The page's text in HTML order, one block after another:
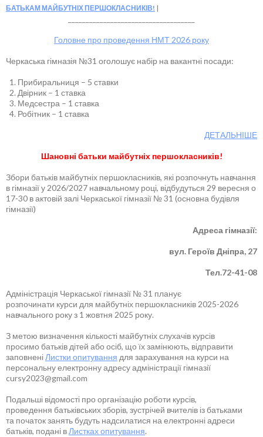
БАТЬКАМ МАЙБУТНІХ ПЕРШОКЛАСНИКІВ!
Головне про проведення НМТ 2026 року
Черкаська гімназія №31 оголошує набір на вакантні посади:
Прибиральниця – 5 ставки
Двірник – 1 ставка
Медсестра – 1 ставка
Робітник – 1 ставка
ДЕТАЛЬНІШЕ
Шановні батьки майбутніх першокласників!
Збори батьків майбутніх першокласників, які розпочнуть навчання
в гімназії у 2026/2027 навчальному році, відбудуться 29 вересня о
17-30 в актовій залі Черкаської гімназії № 31 (основна будівля
гімназії)
Адреса гімназії:
вул. Героїв Дніпра, 27
Тел.72-41-08
Адміністрація Черкаської гімназії № 31 планує
розпочинати курси для майбутніх першокласників 2025-2026
навчального року з 1 жовтня 2025 року.
З метою визначення кількості майбутніх слухачів курсів
просимо батьків дітей або осіб, що їх замінюють, відправити
заповнені Листки опитування для зарахування на курси на
персональну електронну адресу адміністрації гімназії
cursy2023@gmail.com
Подальші відомості про організацію роботи курсів,
проведення батьківських зборів, зустрічей вчителів із батьками
та початок занять будуть надсилатися на електронні адреси
батьків, подані в Листках опитування.